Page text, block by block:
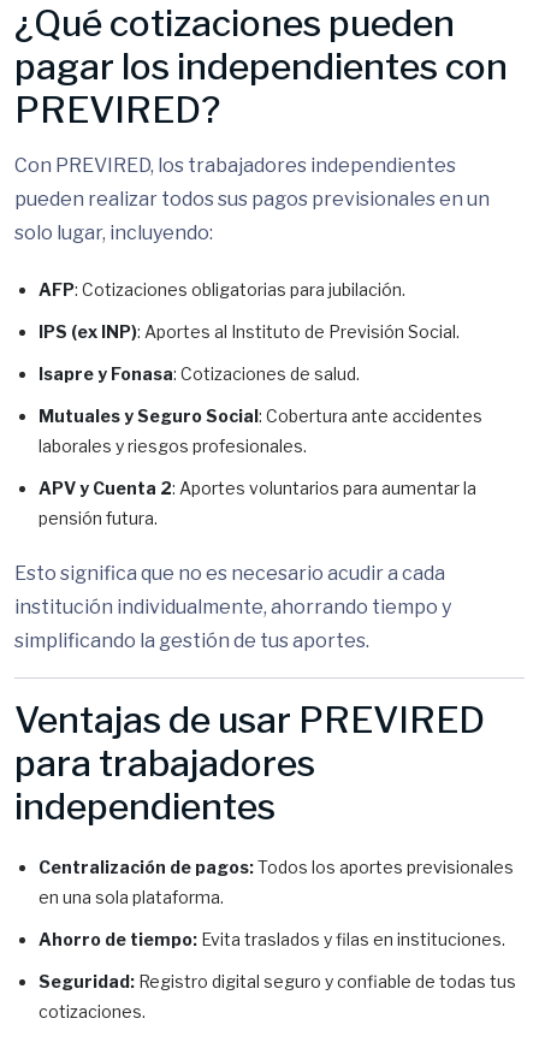
¿Qué cotizaciones pueden
pagar los independientes con
PREVIRED?
Con PREVIRED, los trabajadores independientes
pueden realizar todos sus pagos previsionales en un
solo lugar, incluyendo:
AFP: Cotizaciones obligatorias para jubilación.
IPS (ex INP): Aportes al Instituto de Previsión Social.
Isapre y Fonasa: Cotizaciones de salud.
Mutuales y Seguro Social: Cobertura ante accidentes
laborales y riesgos profesionales.
APV y Cuenta 2: Aportes voluntarios para aumentar la
pensión futura.
Esto significa que no es necesario acudir a cada
institución individualmente, ahorrando tiempo y
simplificando la gestión de tus aportes.
Ventajas de usar PREVIRED
para trabajadores
independientes
Centralización de pagos:Todos los aportes previsionales
en una sola plataforma.
Ahorro de tiempo: Evita traslados y filas en instituciones.
Seguridad: Registro digital seguro y confiable de todas tus
cotizaciones.